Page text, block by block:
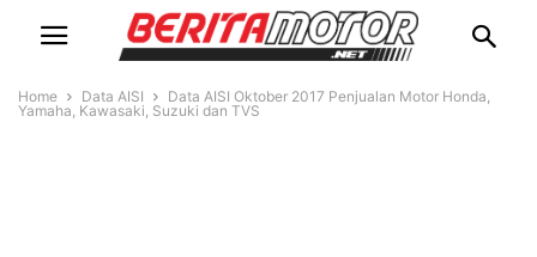
Home Data AISI
Data AISI Oktober 2017 Penjualan Motor Honda,
Yamaha, Kawasaki, Suzuki dan TVS